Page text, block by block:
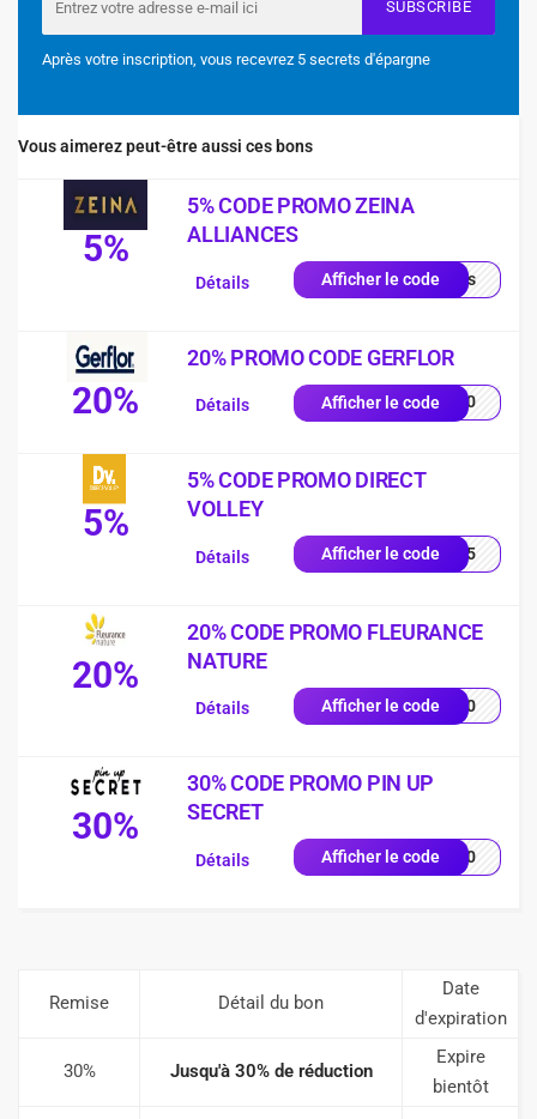
SUBSCRIBE
Après votre inscription, vous recevrez 5 secrets d'épargne
Vous aimerez peut-être aussi ces bons
5%
5% CODE PROMO ZEINA
ALLIANCES
Afficher le codequis
Détails
20%
20% PROMO CODE GERFLOR
Afficher le codeLL20
Détails
5%
5% CODE PROMO DIRECT
VOLLEY
Afficher le codeLEY5
Détails
20%
20% CODE PROMO FLEURANCE
NATURE
Afficher le codeEU20
Détails
30%
30% CODE PROMO PIN UP
SECRET
Afficher le codeUP30
Détails
Remise Détail du bon
Date
d'expiration
30% Jusqu'à 30% de réduction
Expire
bientôt